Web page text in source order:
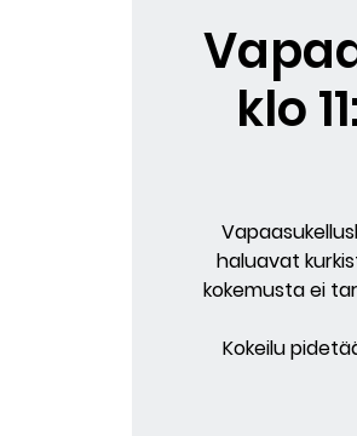
klo
haluavat
kokemusta ei
Kokeilu